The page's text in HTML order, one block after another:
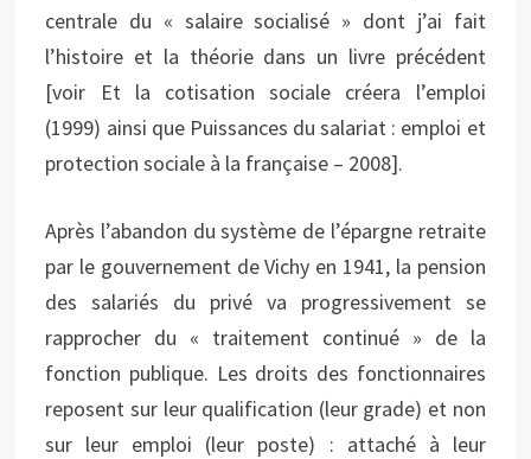
centrale du « salaire socialisé » dont j’ai fait
l’histoire et la théorie dans un livre précédent
[voir Et la cotisation sociale créera l’emploi
(1999) ainsi que Puissances du salariat : emploi et
protection sociale à la française – 2008].
Après l’abandon du système de l’épargne retraite
par le gouvernement de Vichy en 1941, la pension
des salariés du privé va progressivement se
rapprocher du « traitement continué » de la
fonction publique. Les droits des fonctionnaires
reposent sur leur qualification (leur grade) et non
sur leur emploi (leur poste) : attaché à leur